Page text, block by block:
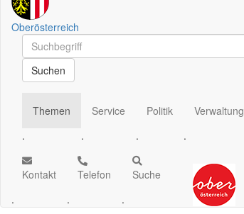
Oberösterreich
Schnellsuche
Schnellsuche
Suchen
Themen
.
Service
.
Politik
.
Verwaltung
.
Kontakt
.
Telefon
.
Suche
.